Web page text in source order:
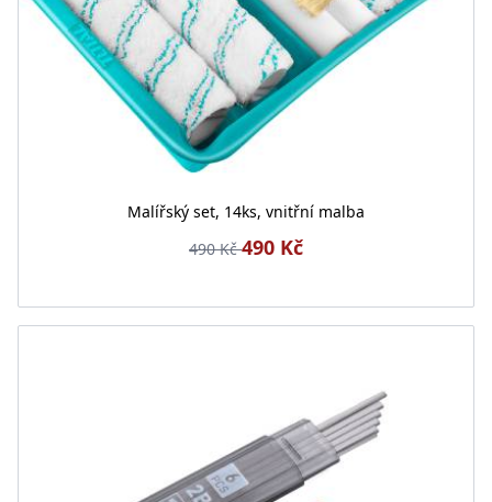
Malířský set, 14ks, vnitřní malba
490 Kč490 Kč